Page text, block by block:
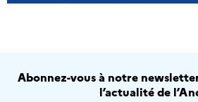
Abonnez-vous à notre
l’actualité de